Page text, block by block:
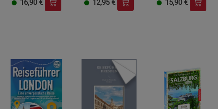
16,90 € 12,95 €
kulinarisc...
15,90 €
Beschreibung Marketing Cookies